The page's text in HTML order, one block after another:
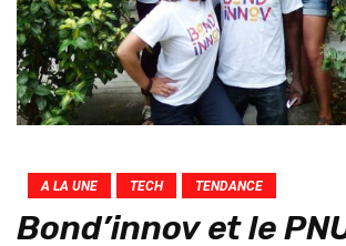
A LA UNE TECH TENDANCE
Bond’innov et le